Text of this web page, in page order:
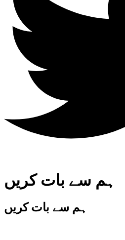
ہم سے بات کریں
ہم سے بات کریں